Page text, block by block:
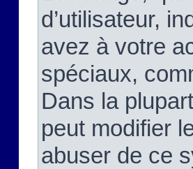
d’utilisateur,
avez à votre
spéciaux,
Dans la
peut modifier
abuser de ce